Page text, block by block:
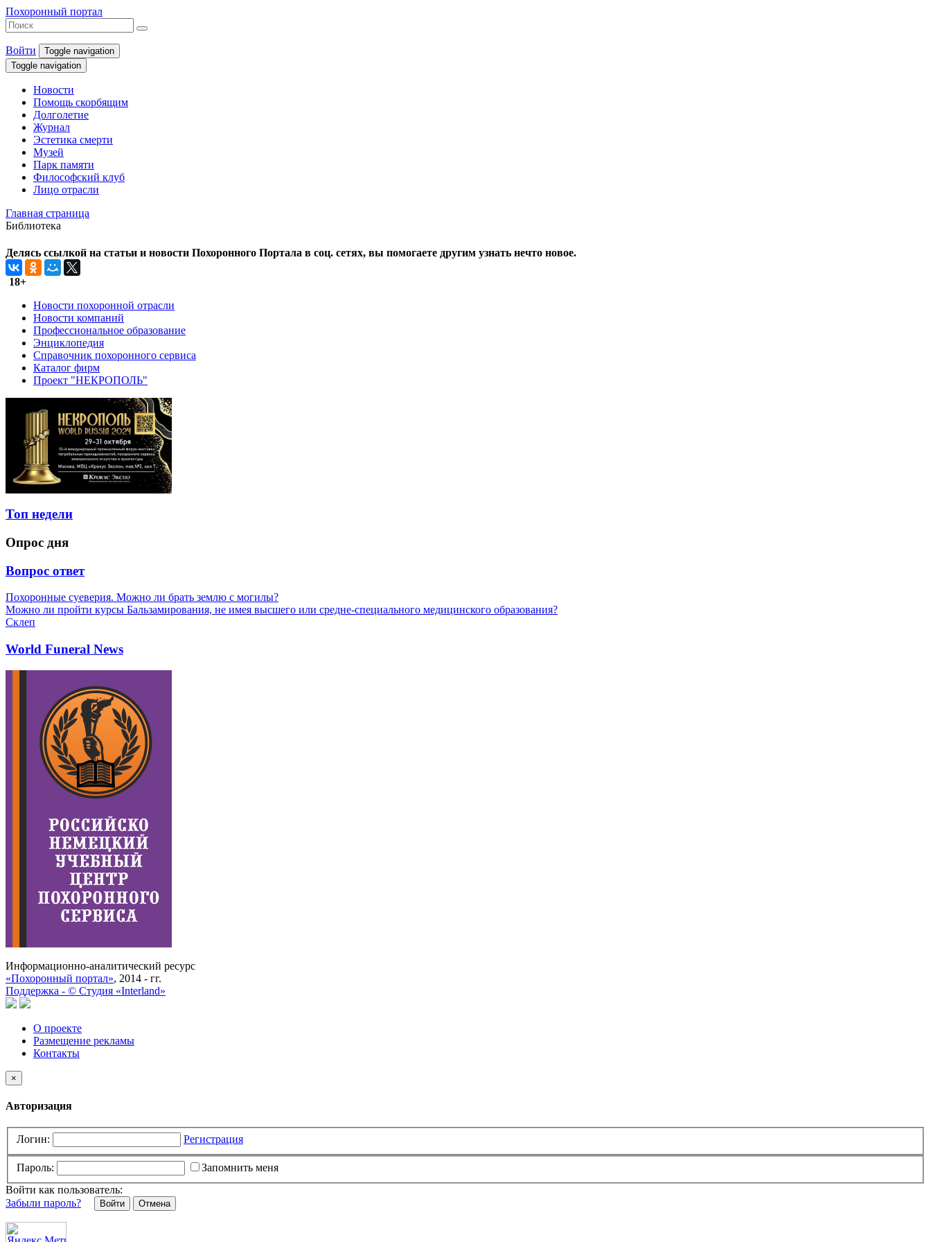
Похоронный портал
Войти
Toggle navigation
Toggle navigation
Новости
Помощь скорбящим
Долголетие
Журнал
Эстетика смерти
Музей
Парк памяти
Философский клуб
Лицо отрасли
Главная страница
Библиотека
Делясь ссылкой на статьи и новости Похоронного Портала в соц. сетях, вы помогаете другим узнать нечто новое.
18+
Новости похоронной отрасли
Новости компаний
Профессиональное образование
Энциклопедия
Справочник похоронного сервиса
Каталог фирм
Проект "НЕКРОПОЛЬ"
Топ недели
Опрос дня
Вопрос ответ
Похоронные суеверия. Можно ли брать землю с могилы?
Можно ли пройти курсы Бальзамирования, не имея высшего или средне-специального медицинского образования?
Склеп
World Funeral News
Информационно-аналитический ресурс
«Похоронный портал», 2014 - гг.
Поддержка - © Cтудия «Interland»
О проекте
Размещение рекламы
Контакты
×
Авторизация
Логин: Регистрация
Пароль:
Запомнить меня
Войти как пользователь:
Забыли пароль?
Отмена